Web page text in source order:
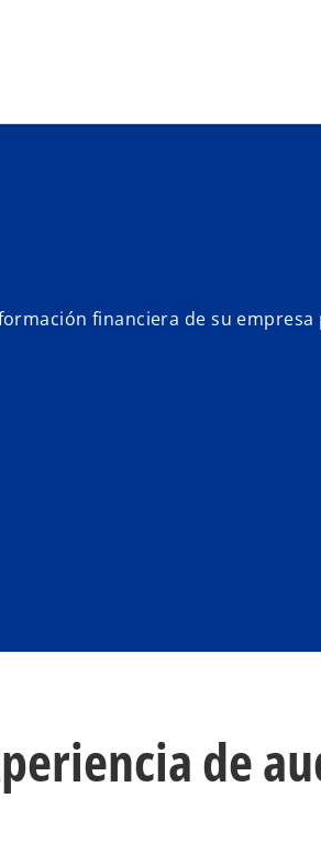
Saltar al
financiera de su empresa
de